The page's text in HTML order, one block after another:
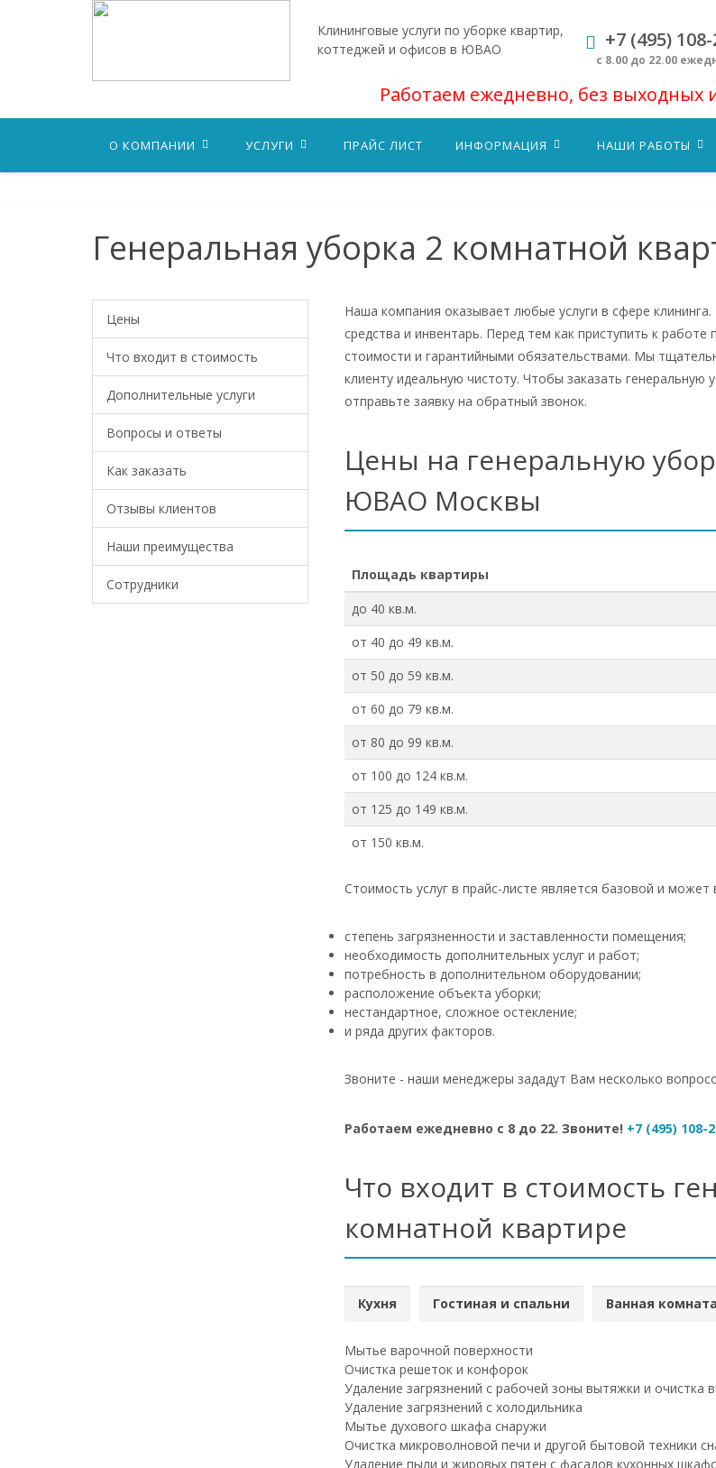
Клининговые услуги по уборке квартир,
коттеджей и офисов в ЮВАО
+7 (495)
с 8.00 до 22.00
Работаем ежедневно, без выходных
О КОМПАНИИ УСЛУГИ ПРАЙС ЛИСТ ИНФОРМАЦИЯ НАШИ РАБОТЫ
Генеральная уборка 2 комнатной
Цены
Что входит в стоимость
Дополнительные услуги
Вопросы и ответы
Как заказать
Отзывы клиентов
Наши преимущества
Сотрудники
Наша компания оказывает любые услуги в сфере
средства и инвентарь. Перед тем как приступить к
стоимости и гарантийными обязательствами. Мы
клиенту идеальную чистоту. Чтобы заказать
отправьте заявку на обратный звонок.
Цены на генеральную
ЮВАО Москвы
Площадь квартиры
до 40 кв.м.
от 40 до 49 кв.м.
от 50 до 59 кв.м.
от 60 до 79 кв.м.
от 80 до 99 кв.м.
от 100 до 124 кв.м.
от 125 до 149 кв.м.
от 150 кв.м.
Стоимость услуг в прайс-листе является базовой и
степень загрязненности и заставленности помещения;
необходимость дополнительных услуг и работ;
потребность в дополнительном оборудовании;
расположение объекта уборки;
нестандартное, сложное остекление;
и ряда других факторов.
Звоните - наши менеджеры зададут Вам несколько
Работаем ежедневно с 8 до 22. Звоните! +7 (495) 108-
Что входит в стоимость
комнатной квартире
Кухня Гостиная и спальни Ванная комната
Мытье варочной поверхности
Очистка решеток и конфорок
Удаление загрязнений с рабочей зоны вытяжки и очистка
Удаление загрязнений с холодильника
Мытье духового шкафа снаружи
Очистка микроволновой печи и другой бытовой техники
Удаление пыли и жировых пятен с фасадов кухонных